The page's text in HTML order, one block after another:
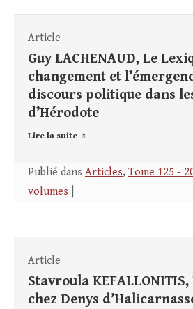
Article
Guy LACHENAUD, Le
changement et
discours politique dans
d’Hérodote
Lire la suite
Publié dans Articles, Tome 125 -
volumes
Article
Stavroula
chez Denys